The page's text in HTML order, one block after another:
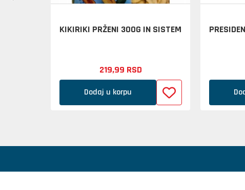
KIKIRIKI PRŽENI 300G IN SISTEM
219,99 RSD
Dodaj u korpu